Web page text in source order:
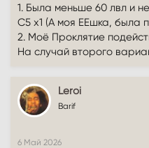
1. Была меньше 60 лвл и
С5 х1 (А моя ЕЕшка, была
2. Моё Проклятие
На случай второго
Leroi
Barif
6 Май 2026